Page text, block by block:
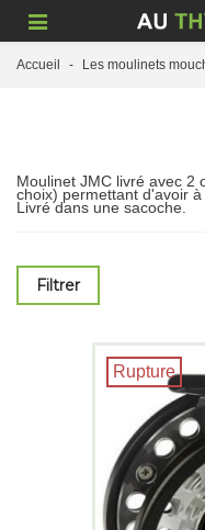
Accueil - Les moulinets
Moulinet JMC livré avec 2
choix) permettant d'avoir
Livré dans une sacoche.
Filtrer
Rupture